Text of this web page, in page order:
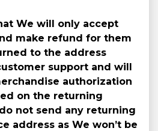
We will only accept
make refund for them
to the address
support and will
authorization
on the returning
not send any returning
address as We won’t be